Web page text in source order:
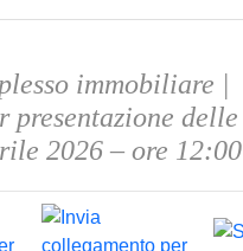
immobiliare |
presentazione delle
2026 – ore 12:00